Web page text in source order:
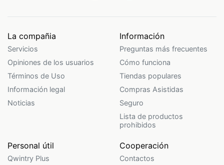
La compañia
Servicios
Opiniones de los usuarios
Términos de Uso
Información legal
Noticias
Información
Preguntas más frecuentes
Cómo funciona
Tiendas populares
Compras Asistidas
Seguro
Lista de productos
prohibidos
Personal útil
Qwintry Plus
Cooperación
Contactos